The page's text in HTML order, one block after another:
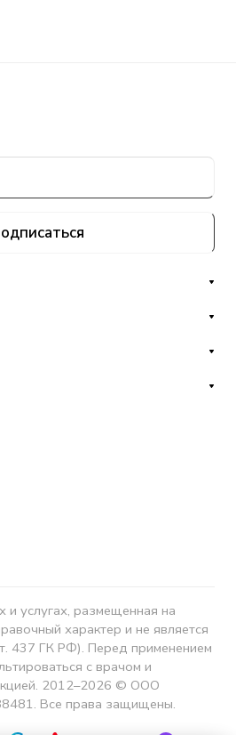
услугах, размещенная на
характер и не является
437 ГК РФ). Перед применением
с врачом и
2012–2026 © ООО
Все права защищены.